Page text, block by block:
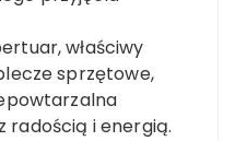
właściwy
sprzętowe,
radością i energią.